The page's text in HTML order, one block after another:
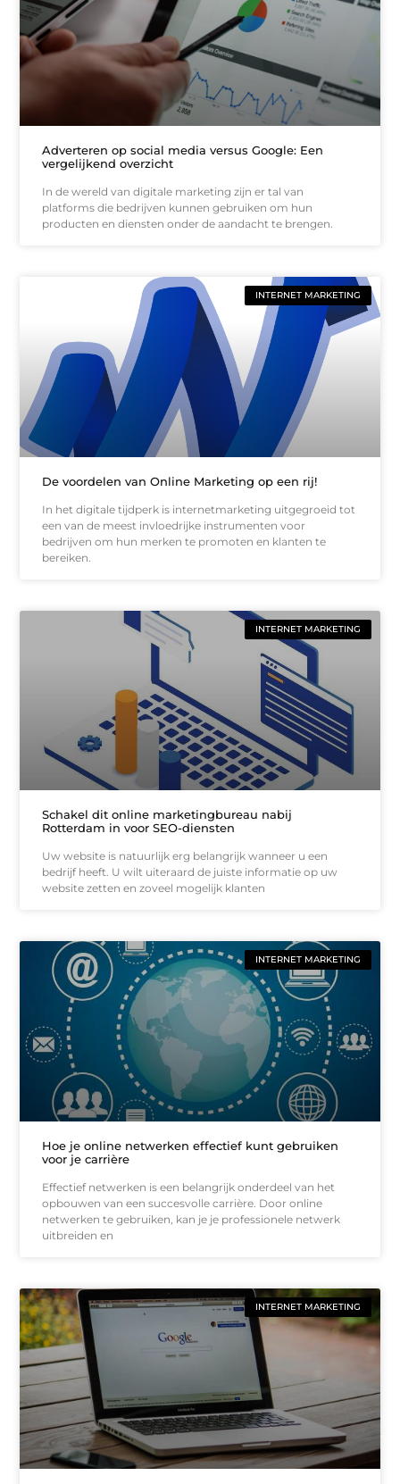
Adverteren op social media versus Google: Een
vergelijkend overzicht
In de wereld van digitale marketing zijn er tal van
platforms die bedrijven kunnen gebruiken om hun
producten en diensten onder de aandacht te brengen.
INTERNET MARKETING
De voordelen van Online Marketing op een rij!
In het digitale tijdperk is internetmarketing uitgegroeid tot
een van de meest invloedrijke instrumenten voor
bedrijven om hun merken te promoten en klanten te
bereiken.
INTERNET MARKETING
Schakel dit online marketingbureau nabij
Rotterdam in voor SEO-diensten
Uw website is natuurlijk erg belangrijk wanneer u een
bedrijf heeft. U wilt uiteraard de juiste informatie op uw
website zetten en zoveel mogelijk klanten
INTERNET MARKETING
Hoe je online netwerken effectief kunt gebruiken
voor je carrière
Effectief netwerken is een belangrijk onderdeel van het
opbouwen van een succesvolle carrière. Door online
netwerken te gebruiken, kan je je professionele netwerk
uitbreiden en
INTERNET MARKETING